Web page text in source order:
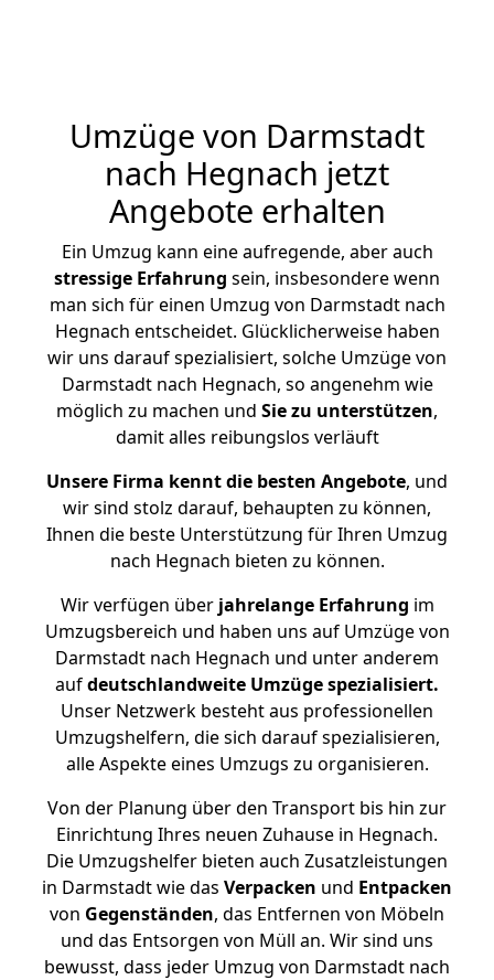
Umzüge von Darmstadt
nach Hegnach jetzt
Angebote erhalten
Ein Umzug kann eine aufregende, aber auch
stressige Erfahrung sein, insbesondere wenn
man sich für einen Umzug von Darmstadt nach
Hegnach entscheidet. Glücklicherweise haben
wir uns darauf spezialisiert, solche Umzüge von
Darmstadt nach Hegnach, so angenehm wie
möglich zu machen und Sie zu unterstützen,
damit alles reibungslos verläuft
Unsere Firma kennt die besten Angebote, und
wir sind stolz darauf, behaupten zu können,
Ihnen die beste Unterstützung für Ihren Umzug
nach Hegnach bieten zu können.
Wir verfügen überjahrelange Erfahrung im
Umzugsbereich und haben uns auf Umzüge von
Darmstadt nach Hegnach und unter anderem
aufdeutschlandweite Umzüge spezialisiert.
Unser Netzwerk besteht aus professionellen
Umzugshelfern, die sich darauf spezialisieren,
alle Aspekte eines Umzugs zu organisieren.
Von der Planung über den Transport bis hin zur
Einrichtung Ihres neuen Zuhause in Hegnach.
Die Umzugshelfer bieten auch Zusatzleistungen
in Darmstadt wie das Verpacken und Entpacken
von Gegenständen, das Entfernen von Möbeln
und das Entsorgen von Müll an. Wir sind uns
bewusst, dass jeder Umzug von Darmstadt nach